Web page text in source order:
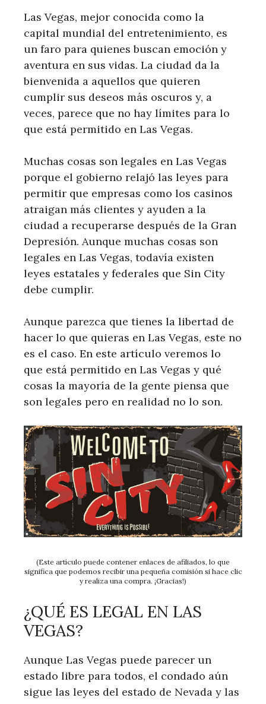
Las Vegas, mejor conocida como la
capital mundial del entretenimiento, es
un faro para quienes buscan emoción y
aventura en sus vidas. La ciudad da la
bienvenida a aquellos que quieren
cumplir sus deseos más oscuros y, a
veces, parece que no hay límites para lo
que está permitido en Las Vegas.
Muchas cosas son legales en Las Vegas
porque el gobierno relajó las leyes para
permitir que empresas como los casinos
atraigan más clientes y ayuden a la
ciudad a recuperarse después de la Gran
Depresión. Aunque muchas cosas son
legales en Las Vegas, todavía existen
leyes estatales y federales que Sin City
debe cumplir.
Aunque parezca que tienes la libertad de
hacer lo que quieras en Las Vegas, este no
es el caso. En este artículo veremos lo
que está permitido en Las Vegas y qué
cosas la mayoría de la gente piensa que
son legales pero en realidad no lo son.
(Este artículo puede contener enlaces de afiliados, lo que
significa que podemos recibir una pequeña comisión si hace clic
y realiza una compra. ¡Gracias!)
¿QUÉ ES LEGAL EN LAS
VEGAS?
Aunque Las Vegas puede parecer un
estado libre para todos, el condado aún
sigue las leyes del estado de Nevada y las